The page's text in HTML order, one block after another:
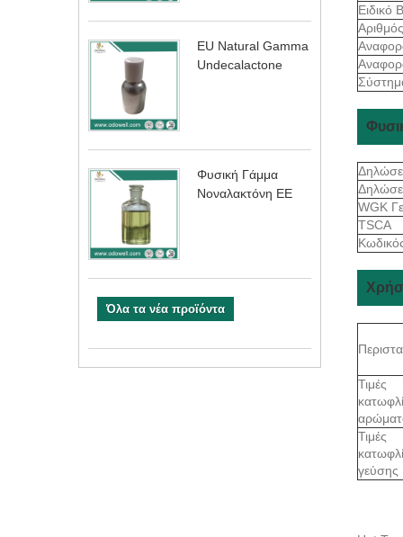
EU Natural Gamma
Undecalactone
Φυσική Γάμμα
Νοναλακτόνη ΕΕ
Όλα τα νέα προϊόντα
Ειδικό
WGK
TSCA
Τιμές
Τιμές
γεύσης